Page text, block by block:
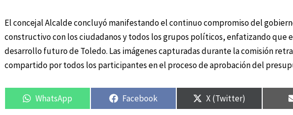
El concejal Alcalde concluyó manifestando el continuo compromiso del
constructivo con los ciudadanos y todos los grupos políticos, enfatizando que
desarrollo futuro de Toledo. Las imágenes capturadas durante la comisión
compartido por todos los participantes en el proceso de aprobación del
WhatsApp Facebook X (Twitter)